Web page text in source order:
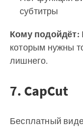
субтитры
Кому подойдёт:
которым нужны
лишнего.
7. CapCut
Бесплатный